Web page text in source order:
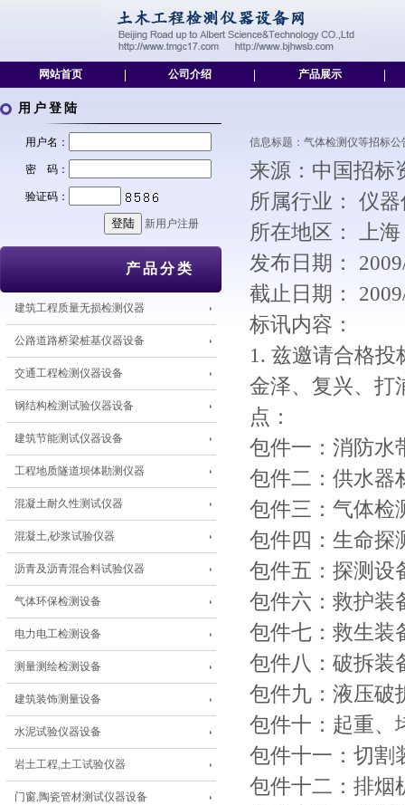
网站首页 公司介绍 产品展示
用户登陆
用户名：
密 码：
验证码：
新用户注册
产品分类
建筑工程质量无损检测仪器
公路道路桥梁桩基仪器设备
交通工程检测仪器设备
钢结构检测试验仪器设备
建筑节能测试仪器设备
工程地质隧道坝体勘测仪器
混凝土耐久性测试仪器
混凝土,砂浆试验仪器
沥青及沥青混合料试验仪器
气体环保检测设备
电力电工检测设备
测量测绘检测设备
建筑装饰测量设备
水泥试验仪器设备
岩土工程,土工试验仪器
门窗,陶瓷管材测试仪器设备
信息标题：气体检测仪等招标公
来源：中国招标
所属行业： 仪
所在地区： 上海
发布日期：
截止日期：
标讯内容：
1. 兹邀请合格
金泽、复兴、打
点：
包件一：消防水
包件二：供水器
包件三：气体检
包件四：生命探
包件五：探测设
包件六：救护装
包件七：救生装
包件八：破拆装
包件九：液压破
包件十：起重、
包件十一：切割
包件十二：排烟